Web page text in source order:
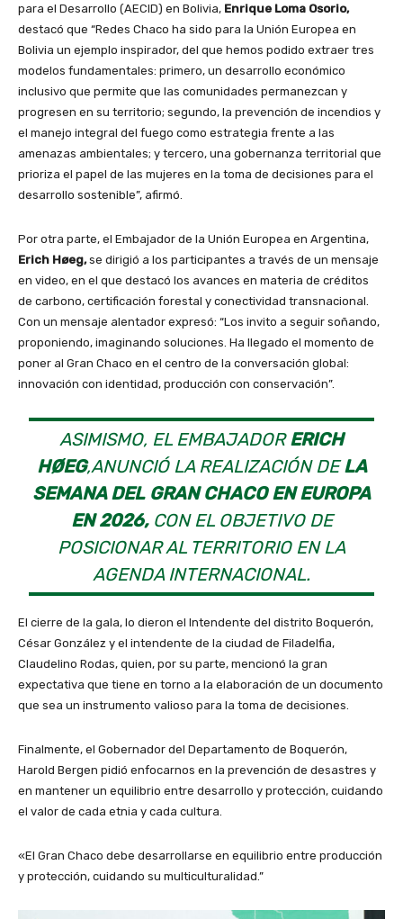
para el Desarrollo (AECID) en Bolivia, Enrique Loma Osorio,
destacó que “Redes Chaco ha sido para la Unión Europea en
Bolivia un ejemplo inspirador, del que hemos podido extraer tres
modelos fundamentales: primero, un desarrollo económico
inclusivo que permite que las comunidades permanezcan y
progresen en su territorio; segundo, la prevención de incendios y
el manejo integral del fuego como estrategia frente a las
amenazas ambientales; y tercero, una gobernanza territorial que
prioriza el papel de las mujeres en la toma de decisiones para el
desarrollo sostenible”, afirmó.
Por otra parte, el Embajador de la Unión Europea en Argentina,
Erich Høeg,se dirigió a los participantes a través de un mensaje
en video, en el que destacó los avances en materia de créditos
de carbono, certificación forestal y conectividad transnacional.
Con un mensaje alentador expresó: “Los invito a seguir soñando,
proponiendo, imaginando soluciones. Ha llegado el momento de
poner al Gran Chaco en el centro de la conversación global:
innovación con identidad, producción con conservación”.
ASIMISMO, EL EMBAJADORERICH
HØEG,ANUNCIÓ LA REALIZACIÓN DELA
SEMANA DEL GRAN CHACO EN EUROPA
EN 2026,CON EL OBJETIVO DE
POSICIONAR AL TERRITORIO EN LA
AGENDA INTERNACIONAL.
El cierre de la gala, lo dieron el Intendente del distrito Boquerón,
César González y el intendente de la ciudad de Filadelfia,
Claudelino Rodas, quien, por su parte, mencionó la gran
expectativa que tiene en torno a la elaboración de un documento
que sea un instrumento valioso para la toma de decisiones.
Finalmente, el Gobernador del Departamento de Boquerón,
Harold Bergen pidió enfocarnos en la prevención de desastres y
en mantener un equilibrio entre desarrollo y protección, cuidando
el valor de cada etnia y cada cultura.
«El Gran Chaco debe desarrollarse en equilibrio entre producción
y protección, cuidando su multiculturalidad.”